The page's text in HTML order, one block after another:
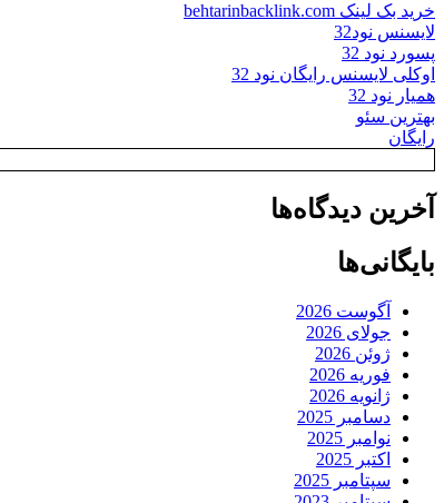
خرید بک لینک behtarinbacklink.com
لایسنس نود32
پسورد نود 32
اوکلی لایسنس رایگان نود 32
همیار نود 32
بهترین سئو
رایگان
آخرین دیدگاه‌ها
بایگانی‌ها
آگوست 2026
جولای 2026
ژوئن 2026
فوریه 2026
ژانویه 2026
دسامبر 2025
نوامبر 2025
اکتبر 2025
سپتامبر 2025